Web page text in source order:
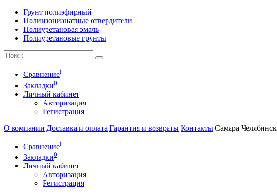
Грунт полиэфирный
Полиизоцианатные отвердители
Полиуретановая эмаль
Полиуретановые грунты
Сравнение0
Закладки0
Личный кабинет
Авторизация
Регистрация
О компании Доставка и оплата Гарантия и возвраты Контакты Самара Челябинск
Сравнение0
Закладки0
Личный кабинет
Авторизация
Регистрация